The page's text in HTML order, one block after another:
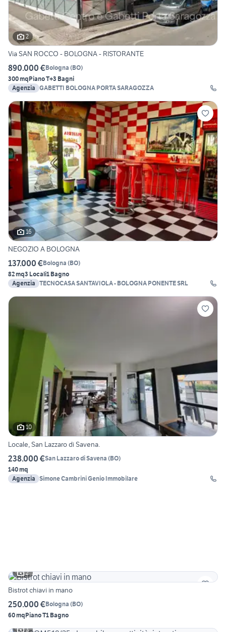
2
Via SAN ROCCO - BOLOGNA - RISTORANTE
890.000 €Bologna (BO)
300 mqPiano T+3 Bagni
Agenzia GABETTI BOLOGNA PORTA SARAGOZZA
16
NEGOZIO A BOLOGNA
137.000 €Bologna (BO)
82 mq3 Locali1 Bagno
Agenzia TECNOCASA SANTAVIOLA - BOLOGNA PONENTE SRL
10
Locale, San Lazzaro di Savena.
238.000 €San Lazzaro di Savena (BO)
140 mq
Agenzia Simone Cambrini Genio Immobilare
2
Bistrot chiavi in mano
250.000 €Bologna (BO)
60 mqPiano T1 Bagno
3